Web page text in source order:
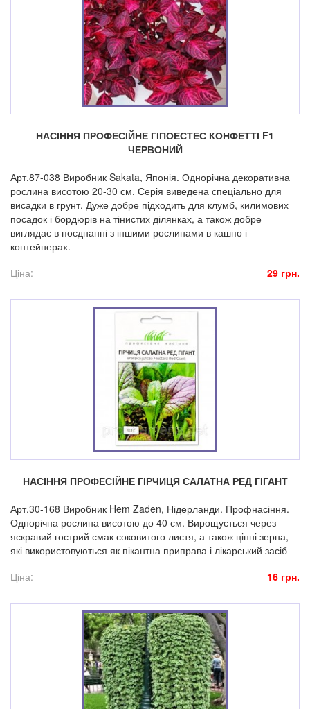
НАСІННЯ ПРОФЕСІЙНЕ ГІПОЕСТЕС КОНФЕТТІ F1
ЧЕРВОНИЙ
Арт.87-038 Виробник Sakata, Японія. Однорічна декоративна
рослина висотою 20-30 см. Серія виведена спеціально для
висадки в грунт. Дуже добре підходить для клумб, килимових
посадок і бордюрів на тінистих ділянках, а також добре
виглядає в поєднанні з іншими рослинами в кашпо і
контейнерах.
Ціна:
29 грн.
НАСІННЯ ПРОФЕСІЙНЕ ГІРЧИЦЯ САЛАТНА РЕД ГІГАНТ
Арт.30-168 Виробник Hem Zaden, Нідерланди. Профнасіння.
Однорічна рослина висотою до 40 см. Вирощується через
яскравий гострий смак соковитого листя, а також цінні зерна,
які використовуються як пікантна приправа і лікарський засіб
Ціна:
16 грн.